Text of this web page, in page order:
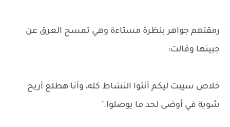
رمقتهم جواهر بنظرة مستاءة وهي تمسح العرق عن
جبينها وقالت:
خلاص سيبت ليكم أنتوا النشاط كله، وأنا هطلع أريح
شوية في أوضى لحد ما يوصلوا."